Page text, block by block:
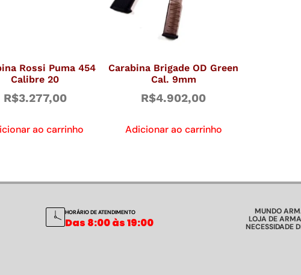
Rossi Puma 454
Calibre 20
R$3.277,00
ao carrinho
Carabina Brigade OD Green
Cal. 9mm
R$4.902,00
Adicionar ao carrinho
HORÁRIO DE ATENDIMENTO
Das 8:00 às 19:00
MUNDO
LOJA DE
NECESSIDADE